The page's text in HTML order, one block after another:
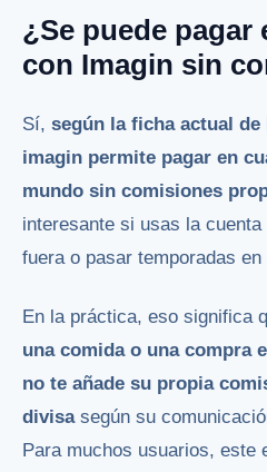
¿Se puede pagar
con Imagin sin
Sí, según la ficha actual de
imagin permite pagar en
mundo sin comisiones
interesante si usas la
fuera o pasar temporadas
En la práctica, eso significa
una comida o una compra
no te añade su propia
divisasegún su
Para muchos usuarios, este